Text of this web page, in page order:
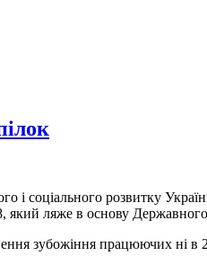
і соціального розвитку
ляже в основу Державного
зубожіння працюючих ні в